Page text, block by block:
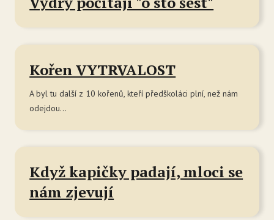
Kořen VYTRVALOST
A byl tu další z 10 kořenů, kteří předškoláci plní, než nám
odejdou...
Když kapičky padají, mloci se
nám zjevují